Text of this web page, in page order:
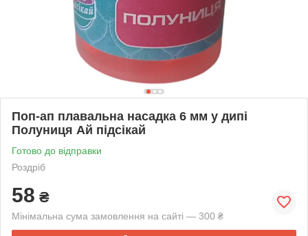
Поп-ап плавальна насадка 6 мм у дипі
Полуниця Ай підсікай
Готово до відправки
Роздріб
58 ₴
Мінімальна сума замовлення на сайті — 300 ₴